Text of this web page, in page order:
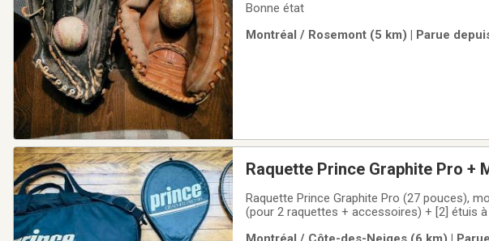
Bonne état
Montréal / Rosemont (5 km) | Parue
Raquette Prince Graphite Pro +
Raquette Prince Graphite Pro (27 pouces),
(pour 2 raquettes + accessoires) + [2] étuis à balles. Raquette en bon état, cordage encore jouable mais à